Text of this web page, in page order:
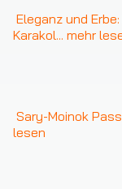
Eleganz und
Karakol... mehr
Sary-Moinok
lesen